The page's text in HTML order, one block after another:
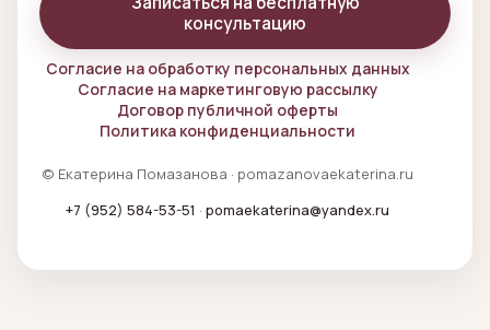
консультацию
Согласие на обработку персональных данных
Согласие на маркетинговую рассылку
Договор публичной оферты
Политика конфиденциальности
© Екатерина Помазанова · pomazanovaekaterina.ru
+7 (952) 584-53-51 · pomaekaterina@yandex.ru